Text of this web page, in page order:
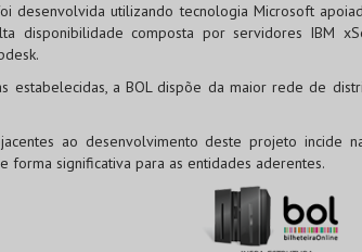
desenvolvida utilizando tecnologia Microsoft
disponibilidade composta por servidores IBM
estabelecidas, a BOL dispõe da maior rede de
ao desenvolvimento deste projeto incide
forma significativa para as entidades aderentes.